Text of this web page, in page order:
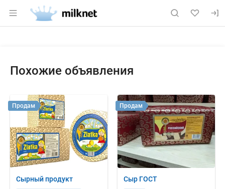
Раздел навигации по сайту milknet.ru
Похожие объявления
Сырный продукт
Продам
Сыр ГОСТ
Продам